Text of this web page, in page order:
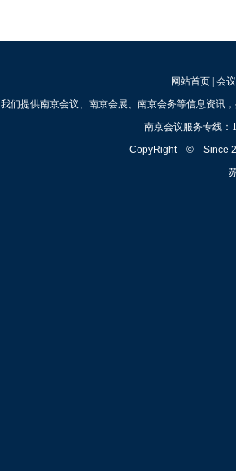
网站首页| 会
我们提供南京会议、南京会展、南京会务等信息资讯
南京会议服务专线：
CopyRight © Since